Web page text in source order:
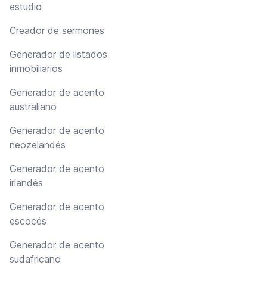
estudio
Creador de sermones
Generador de listados
inmobiliarios
Generador de acento
australiano
Generador de acento
neozelandés
Generador de acento
irlandés
Generador de acento
escocés
Generador de acento
sudafricano